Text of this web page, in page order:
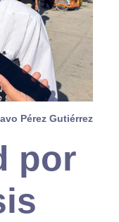
Pérez Gutiérrez
por